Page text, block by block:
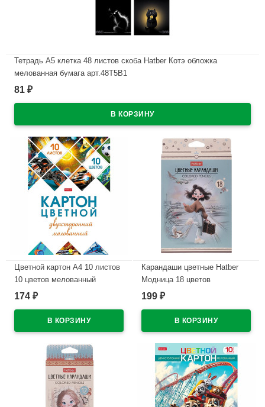
Тетрадь А5 клетка 48 листов скоба Hatber Котэ обложка
мелованная бумага арт.48Т5В1
В наличии
81 ₽
Цветной картон А4 10 листов
10 цветов мелованный
двухсторонний Hatber
арт.10Кц4_25049
174 ₽
Карандаши цветные Hatber
Модница 18 цветов
заточенные трехгранные
199 ₽